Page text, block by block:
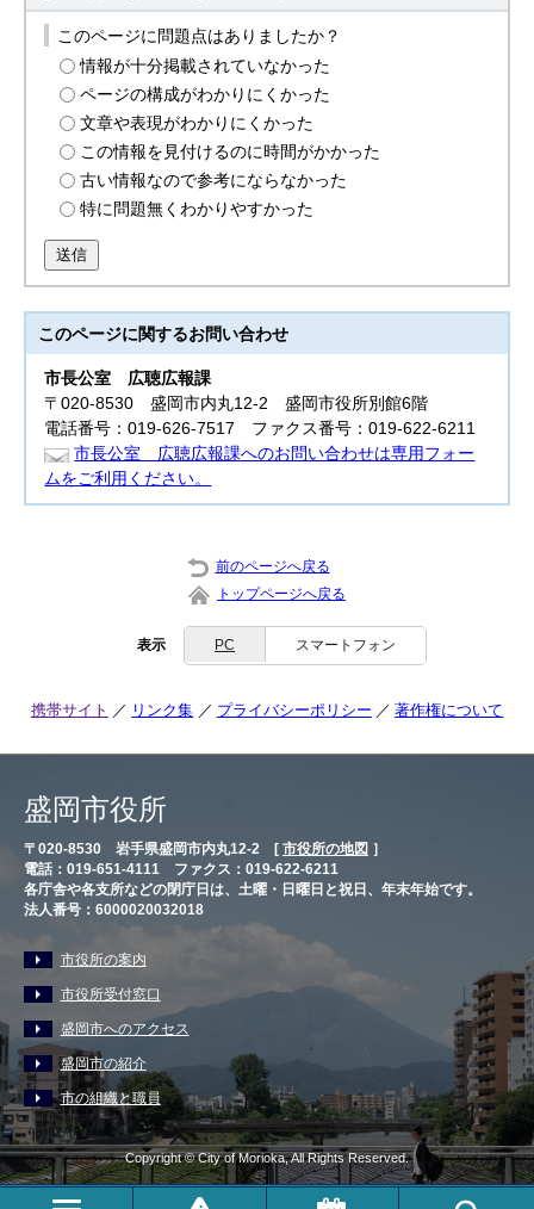
このページに問題点はありましたか？
情報が十分掲載されていなかった
ページの構成がわかりにくかった
文章や表現がわかりにくかった
この情報を見付けるのに時間がかかった
古い情報なので参考にならなかった
特に問題無くわかりやすかった
送信
このページに関するお問い合わせ
市長公室 広聴広報課
〒020-8530 盛岡市内丸12-2 盛岡市役所別館6階
電話番号：019-626-7517 ファクス番号：019-622-6211
市長公室 広聴広報課へのお問い合わせは専用フォー
ムをご利用ください。
前のページへ戻る
トップページへ戻る
表示 PC スマートフォン
携帯サイト リンク集 プライバシーポリシー 著作権について
盛岡市役所
〒020-8530 岩手県盛岡市内丸12-2 [ 市役所の地図 ］
電話：019-651-4111 ファクス：019-622-6211
各庁舎や各支所などの閉庁日は、土曜・日曜日と祝日、年末年始です。
法人番号：6000020032018
市役所の案内
市役所受付窓口
盛岡市へのアクセス
盛岡市の紹介
市の組織と職員
Copyright © City of Morioka, All Rights Reserved.